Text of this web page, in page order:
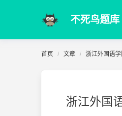
不死鸟题库
首页 文章 浙江外国语
浙江外国